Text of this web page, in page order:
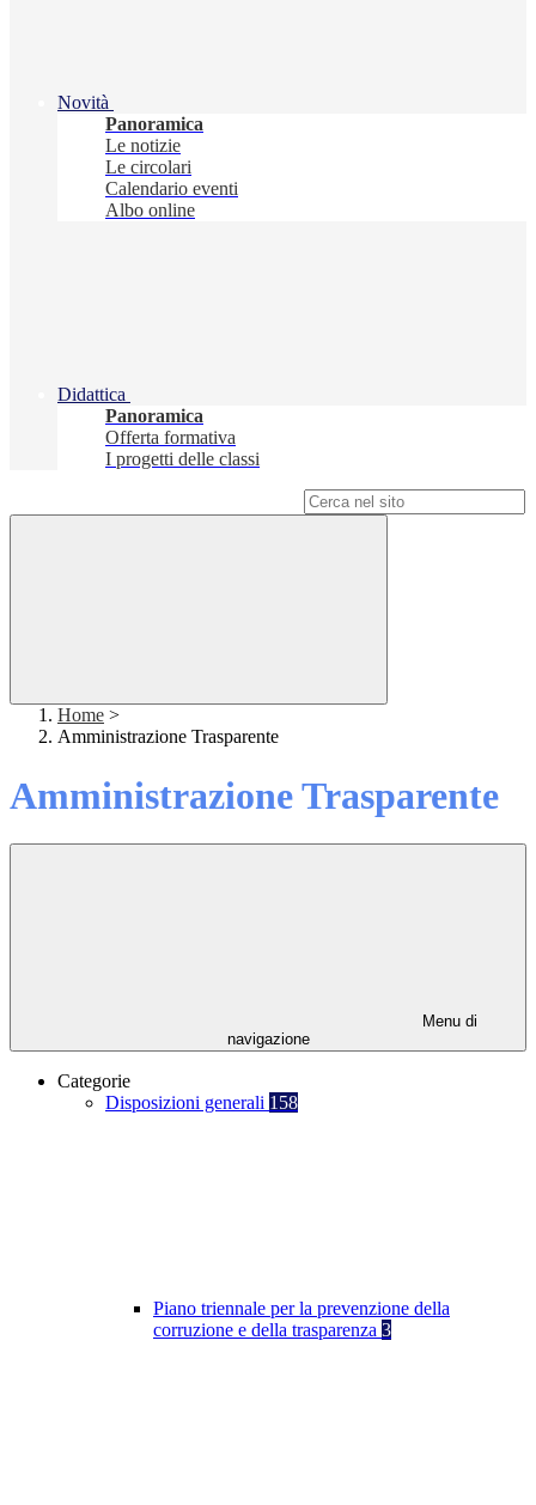
Novità
Panoramica
Le notizie
Le circolari
Calendario eventi
Albo online
Didattica
Panoramica
Offerta formativa
I progetti delle classi
Home >
Amministrazione Trasparente
Amministrazione Trasparente
Menu di
navigazione
Categorie
Disposizioni generali 158
Piano triennale per la prevenzione della
corruzione e della trasparenza 3